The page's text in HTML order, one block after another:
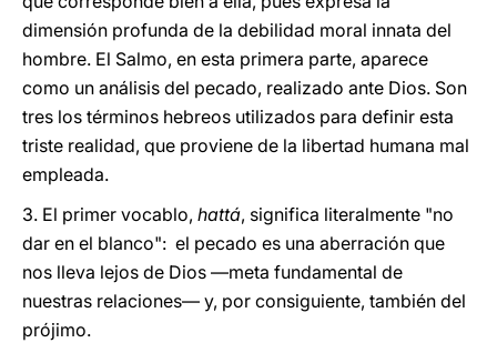
dimensión profunda de la debilidad moral innata del
hombre. El Salmo, en esta primera parte, aparece
como un análisis del pecado, realizado ante Dios. Son
tres los términos hebreos utilizados para definir esta
triste realidad, que proviene de la libertad humana mal
empleada.
3. El primer vocablo, hattá, significa literalmente "no
dar en el blanco": el pecado es una aberración que
nos lleva lejos de Dios —meta fundamental de
nuestras relaciones— y, por consiguiente, también del
prójimo.